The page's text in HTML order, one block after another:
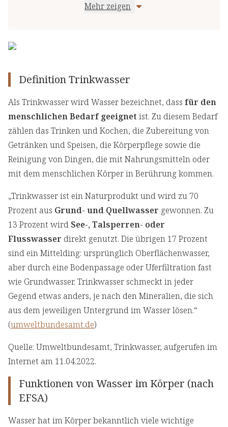
Wasser in Lebensmitteln
Mehr zeigen
Definition Trinkwasser
Als Trinkwasser wird Wasser bezeichnet, dass für den
menschlichen Bedarf geeignet ist. Zu diesem Bedarf
zählen das Trinken und Kochen, die Zubereitung von
Getränken und Speisen, die Körperpflege sowie die
Reinigung von Dingen, die mit Nahrungsmitteln oder
mit dem menschlichen Körper in Berührung kommen.
„Trinkwasser ist ein Naturprodukt und wird zu 70
Prozent aus Grund- und Quellwasser gewonnen. Zu
13 Prozent wird See-, Talsperren- oder
Flusswasser direkt genutzt. Die übrigen 17 Prozent
sind ein Mittelding: ursprünglich Oberflächenwasser,
aber durch eine Bodenpassage oder Uferfiltration fast
wie Grundwasser. Trinkwasser schmeckt in jeder
Gegend etwas anders, je nach den Mineralien, die sich
aus dem jeweiligen Untergrund im Wasser lösen.“
(umweltbundesamt.de)
Quelle: Umweltbundesamt, Trinkwasser, aufgerufen im
Internet am 11.04.2022.
Funktionen von Wasser im Körper (nach
EFSA)
Wasser hat im Körper bekanntlich viele wichtige